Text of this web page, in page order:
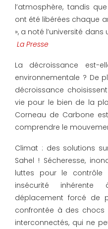
l’atmosphère, tandis
ont été libérées chaque
», a noté l’université
La Presse
La décroissance est-
environnementale ? De
décroissance
vie pour le bien de la
Corneau de Carbone
comprendre le
Climat : des solutions
Sahel ! Sécheresse,
luttes pour le contrôle
insécurité inhérente
déplacement forcé de
confrontée à des
interconnectés, qui ne